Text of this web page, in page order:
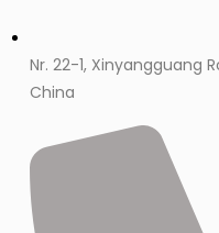
Nr. 22-1, Xinyangguang
China